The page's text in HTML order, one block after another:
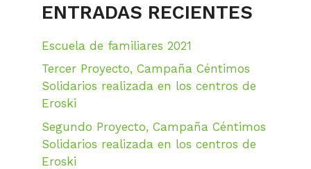
ENTRADAS RECIENTES
Escuela de familiares 2021
Tercer Proyecto, Campaña Céntimos
Solidarios realizada en los centros de
Eroski
Segundo Proyecto, Campaña Céntimos
Solidarios realizada en los centros de
Eroski